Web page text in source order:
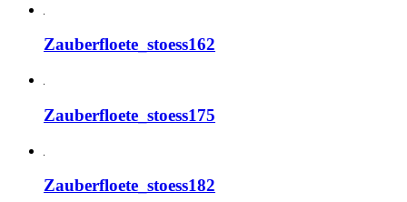
Zauberfloete_stoess162
Zauberfloete_stoess175
Zauberfloete_stoess182